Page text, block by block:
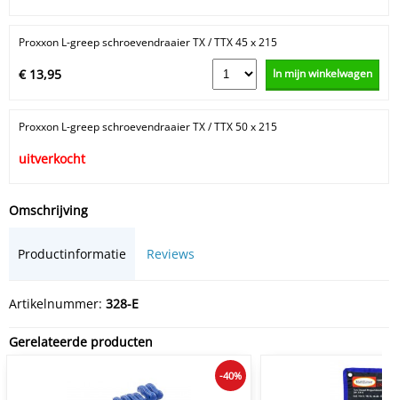
Proxxon L-greep schroevendraaier TX / TTX 45 x 215
€ 13,95 In mijn winkelwagen
Proxxon L-greep schroevendraaier TX / TTX 50 x 215
uitverkocht
Omschrijving
Productinformatie Reviews
Artikelnummer: 328-E
Gerelateerde producten
-40%